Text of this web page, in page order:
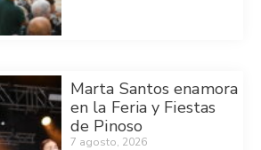
Marta Santos enamora
en la Feria y Fiestas
de Pinoso
7 agosto, 2026